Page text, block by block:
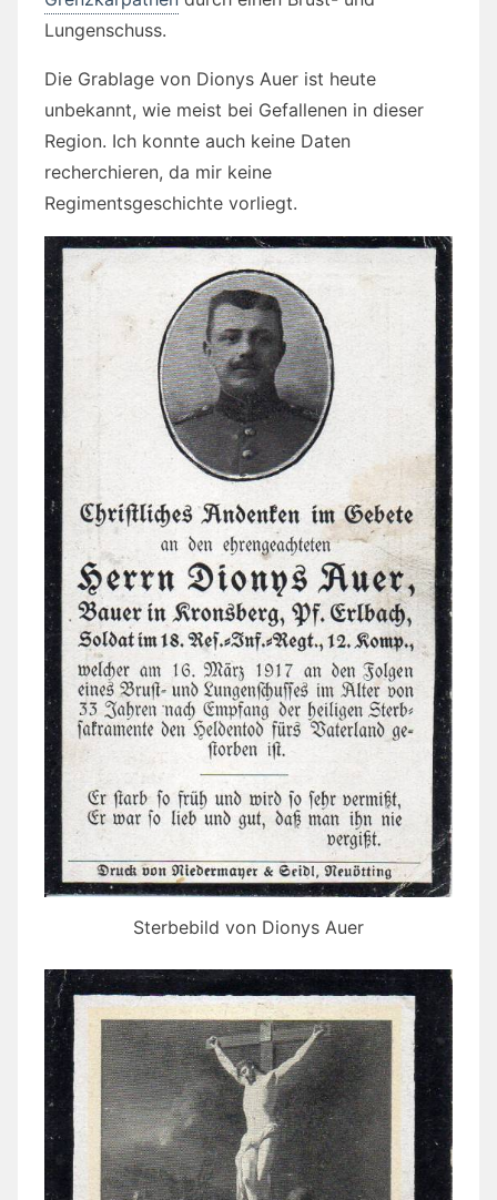
Lungenschuss.
Die Grablage von Dionys Auer ist heute
unbekannt, wie meist bei Gefallenen in dieser
Region. Ich konnte auch keine Daten
recherchieren, da mir keine
Regimentsgeschichte vorliegt.
Sterbebild von Dionys Auer